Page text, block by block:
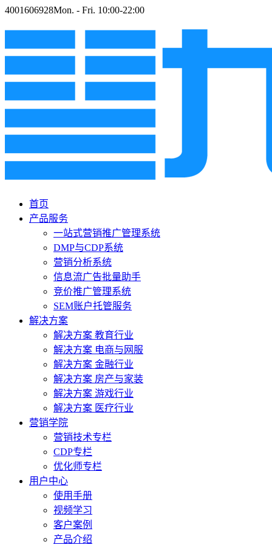
4001606928Mon. - Fri. 10:00-22:00
首页
产品服务
一站式营销推广管理系统
DMP与CDP系统
营销分析系统
信息流广告批量助手
竞价推广管理系统
SEM账户托管服务
解决方案
解决方案 教育行业
解决方案 电商与网服
解决方案 金融行业
解决方案 房产与家装
解决方案 游戏行业
解决方案 医疗行业
营销学院
营销技术专栏
CDP专栏
优化师专栏
用户中心
使用手册
视频学习
客户案例
产品介绍